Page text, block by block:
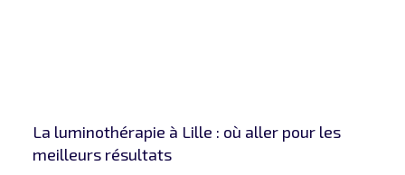
La luminothérapie à Lille : où aller pour les
meilleurs résultats